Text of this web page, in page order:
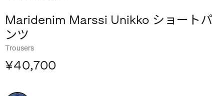
Maridenim Marssi Unikko ショートパ
ンツ
Trousers
¥40,700